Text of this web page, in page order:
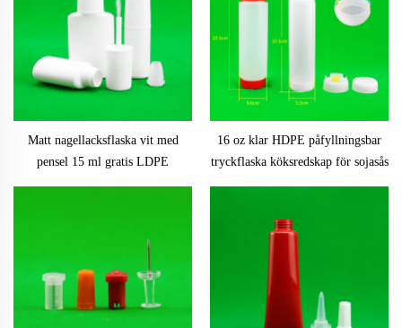
Matt nagellacksflaska vit med
pensel 15 ml gratis LDPE
droppare HDPE kemikalieflassa
16 oz klar HDPE påfyllningsbar
tryckflaska köksredskap för sojasås
och tamatillsåsdispenser FiFO med
livsmedelsanvändning